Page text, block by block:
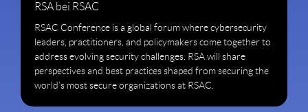
RSA bei RSAC
RSAC Conference is a global forum where cybersecurity
leaders, practitioners, and policymakers come together to
address evolving security challenges. RSA will share
perspectives and best practices shaped from securing the
world’s most secure organizations at RSAC.